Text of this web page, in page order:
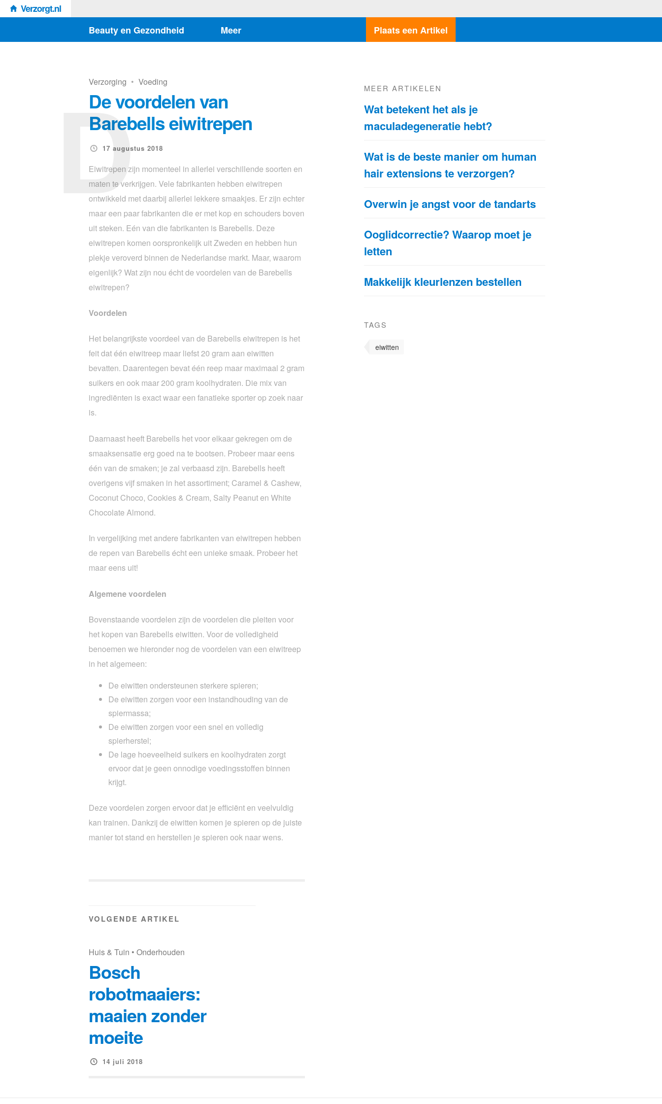
Verzorgt.nl
Beauty en Gezondheid
Meer Plaats een Artikel
Verzorging • Voeding
De voordelen van
Barebells eiwitrepen
17 augustus 2018
D
Eiwitrepen zijn momenteel in allerlei verschillende soorten en
maten te verkrijgen. Vele fabrikanten hebben eiwitrepen
ontwikkeld met daarbij allerlei lekkere smaakjes. Er zijn echter
maar een paar fabrikanten die er met kop en schouders boven
uit steken. Eén van die fabrikanten is Barebells. Deze
eiwitrepen komen oorspronkelijk uit Zweden en hebben hun
plekje veroverd binnen de Nederlandse markt. Maar, waarom
eigenlijk? Wat zijn nou écht de voordelen van de Barebells
eiwitrepen?
Voordelen
Het belangrijkste voordeel van de Barebells eiwitrepen is het
feit dat één eiwitreep maar liefst 20 gram aan eiwitten
bevatten. Daarentegen bevat één reep maar maximaal 2 gram
suikers en ook maar 200 gram koolhydraten. Die mix van
ingrediënten is exact waar een fanatieke sporter op zoek naar
is.
Daarnaast heeft Barebells het voor elkaar gekregen om de
smaaksensatie erg goed na te bootsen. Probeer maar eens
één van de smaken; je zal verbaasd zijn. Barebells heeft
overigens vijf smaken in het assortiment; Caramel & Cashew,
Coconut Choco, Cookies & Cream, Salty Peanut en White
Chocolate Almond.
In vergelijking met andere fabrikanten van eiwitrepen hebben
de repen van Barebells écht een unieke smaak. Probeer het
maar eens uit!
Algemene voordelen
Bovenstaande voordelen zijn de voordelen die pleiten voor
het kopen van Barebells eiwitten. Voor de volledigheid
benoemen we hieronder nog de voordelen van een eiwitreep
in het algemeen:
De eiwitten ondersteunen sterkere spieren;
De eiwitten zorgen voor een instandhouding van de
spiermassa;
De eiwitten zorgen voor een snel en volledig
spierherstel;
De lage hoeveelheid suikers en koolhydraten zorgt
ervoor dat je geen onnodige voedingsstoffen binnen
krijgt.
Deze voordelen zorgen ervoor dat je efficiënt en veelvuldig
kan trainen. Dankzij de eiwitten komen je spieren op de juiste
manier tot stand en herstellen je spieren ook naar wens.
VOLGENDE ARTIKEL
Huis & Tuin • Onderhouden
Bosch
robotmaaiers:
maaien zonder
moeite
14 juli 2018
MEER ARTIKELEN
Wat betekent het als je
maculadegeneratie hebt?
Wat is de beste manier om human
hair extensions te verzorgen?
Overwin je angst voor de tandarts
Ooglidcorrectie? Waarop moet je
letten
Makkelijk kleurlenzen bestellen
TAGS
eiwitten